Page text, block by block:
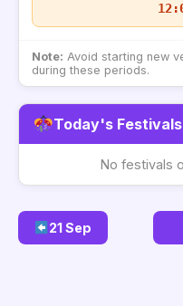
Note: Avoid starting new
during these periods.
Today's
No festivals
21 Sep